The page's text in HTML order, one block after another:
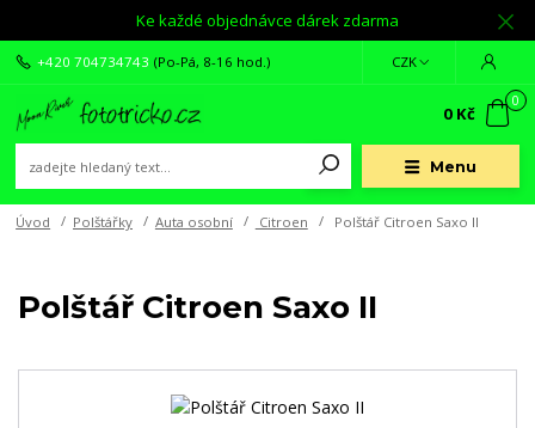
Ke každé objednávce dárek zdarma
Menu
CZK
+420 704734743 (Po-Pá, 8-16 hod.)
0
0 Kč
Úvod Polštářky Auta osobní Citroen Polštář Citroen Saxo II
Polštář Citroen Saxo II